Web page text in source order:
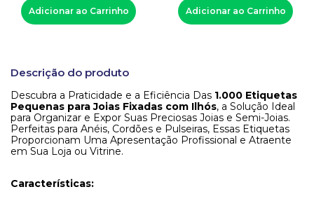
Adicionar ao Carrinho Adicionar ao Carrinho
Descrição do produto
Descubra a Praticidade e a Eficiência Das 1.000 Etiquetas
Pequenas para Joias Fixadas com Ilhós, a Solução Ideal
para Organizar e Expor Suas Preciosas Joias e Semi-Joias.
Perfeitas para Anéis, Cordões e Pulseiras, Essas Etiquetas
Proporcionam Uma Apresentação Profissional e Atraente
em Sua Loja ou Vitrine.
Características: